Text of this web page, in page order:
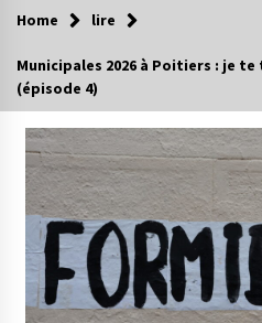
Home lire
Municipales 2026 à Poitiers : je
(épisode 4)